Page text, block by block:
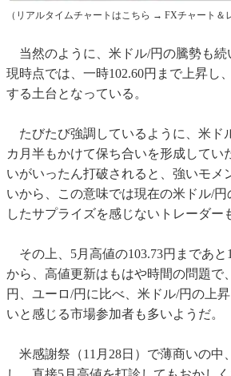
（リアルタイムチャートはこちら → FXチャート＆
当然のように、米ドル/円の騰勢も続
現時点では、一時102.60円まで上昇し
する土台となっている。
たびたび強調しているように、米ド
カ月半もかけて保ち合いを形成してい
いがいったん打破されると、強いモメ
いから、この意味では現在の米ドル/
したサプライズを感じないトレーダー
その上、5月高値の103.73円まであ
から、高値更新はもはや時間の問題で
円、ユーロ/円に比べ、米ドル/円の上
いと感じる市場参加者も多いようだ。
米感謝祭（11月28日）で薄商いの中